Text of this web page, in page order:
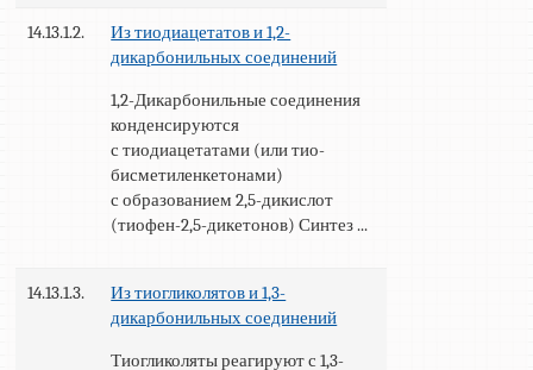
14.13.1.2.
Из тиодиацетатов и 1,2-
дикарбонильных соединений
1,2-Дикарбонильные соединения
конденсируются
с тиодиацетатами (или тио-
бисметиленкетонами)
с образованием 2,5-дикислот
(тиофен-2,5-дикетонов) Синтез ...
14.13.1.3.
Из тиогликолятов и 1,3-
дикарбонильных соединений
Тиогликоляты реагируют с 1,3-